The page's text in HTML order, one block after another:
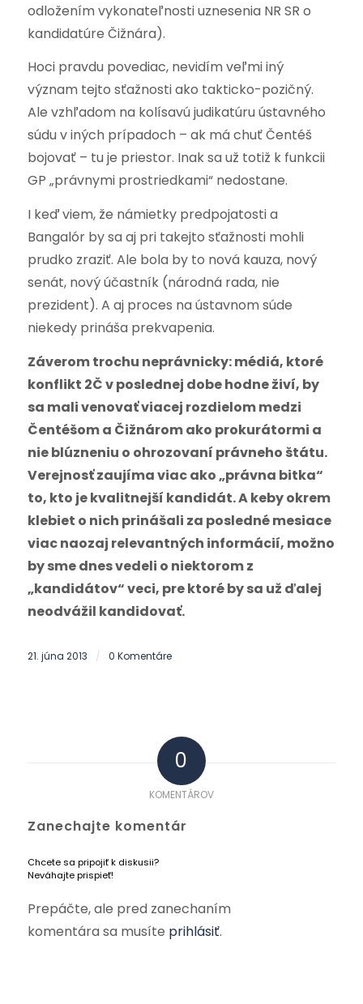
odložením vykonateľnosti uznesenia NR SR o
kandidatúre Čižnára).
Hoci pravdu povediac, nevidím veľmi iný
význam tejto sťažnosti ako takticko-pozičný.
Ale vzhľadom na kolísavú judikatúru ústavného
súdu v iných prípadoch – ak má chuť Čentéš
bojovať – tu je priestor. Inak sa už totiž k funkcii
GP „právnymi prostriedkami“ nedostane.
I keď viem, že námietky predpojatosti a
Bangalór by sa aj pri takejto sťažnosti mohli
prudko zraziť. Ale bola by to nová kauza, nový
senát, nový účastník (národná rada, nie
prezident). A aj proces na ústavnom súde
niekedy prináša prekvapenia.
Záverom trochu neprávnicky: médiá, ktoré
konflikt 2Č v poslednej dobe hodne živí, by
sa mali venovať viacej rozdielom medzi
Čentéšom a Čižnárom ako prokurátormi a
nie blúzneniu o ohrozovaní právneho štátu.
Verejnosť zaujíma viac ako „právna bitka“
to, kto je kvalitnejší kandidát. A keby okrem
klebiet o nich prinášali za posledné mesiace
viac naozaj relevantných informácií, možno
by sme dnes vedeli o niektorom z
„kandidátov“ veci, pre ktoré by sa už ďalej
neodvážil kandidovať.
21. júna 2013 / 0 Komentáre
0
KOMENTÁROV
Zanechajte komentár
Chcete sa pripojiť k diskusii?
Neváhajte prispieť!
Prepáčte, ale pred zanechaním
komentára sa musíte prihlásiť.